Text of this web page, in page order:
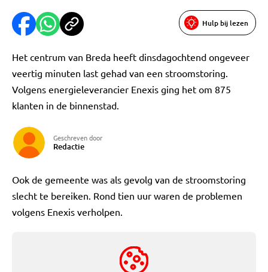
Hulp bij lezen
Het centrum van Breda heeft dinsdagochtend ongeveer
veertig minuten last gehad van een stroomstoring.
Volgens energieleverancier Enexis ging het om 875
klanten in de binnenstad.
Geschreven door
Redactie
Ook de gemeente was als gevolg van de stroomstoring
slecht te bereiken. Rond tien uur waren de problemen
volgens Enexis verholpen.